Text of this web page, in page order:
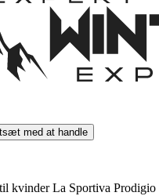
med at handle
kvinder La Sportiva